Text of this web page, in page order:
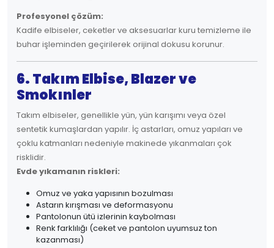
Profesyonel çözüm:
Kadife elbiseler, ceketler ve aksesuarlar kuru temizleme ile
buhar işleminden geçirilerek orijinal dokusu korunur.
6. Takım Elbise, Blazer ve
Smokınler
Takım elbiseler, genellikle yün, yün karışımı veya özel
sentetik kumaşlardan yapılır. İç astarları, omuz yapıları ve
çoklu katmanları nedeniyle makinede yıkanmaları çok
risklidir.
Evde yıkamanın riskleri:
Omuz ve yaka yapısının bozulması
Astarın kırışması ve deformasyonu
Pantolonun ütü izlerinin kaybolması
Renk farklılığı (ceket ve pantolon uyumsuz ton
kazanması)